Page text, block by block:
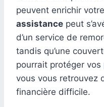
peuvent enrichir
assistance peut
d’un service de
tandis qu’une
pourrait protéger vos
vous vous retrouvez
financière difficile.